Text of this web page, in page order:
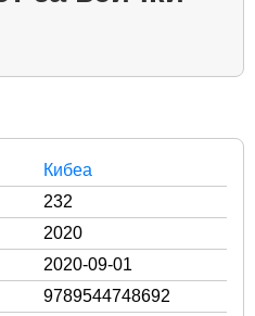
Кибеа
232
2020
2020-09-01
9789544748692